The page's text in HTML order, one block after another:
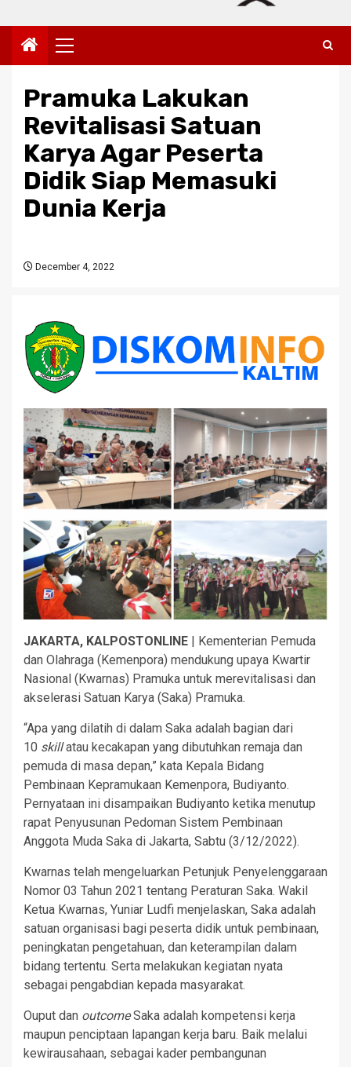
Primary
Menu
Pramuka Lakukan
Revitalisasi Satuan
Karya Agar Peserta
Didik Siap Memasuki
Dunia Kerja
December 4, 2022
JAKARTA, KALPOSTONLINE
| Kementerian Pemuda
dan Olahraga (Kemenpora) mendukung upaya Kwartir
Nasional (Kwarnas) Pramuka untuk merevitalisasi dan
akselerasi Satuan Karya (Saka) Pramuka.
“Apa yang dilatih di dalam Saka adalah bagian dari
10 skillatau kecakapan yang dibutuhkan remaja dan
pemuda di masa depan,” kata Kepala Bidang
Pembinaan Kepramukaan Kemenpora, Budiyanto.
Pernyataan ini disampaikan Budiyanto ketika menutup
rapat Penyusunan Pedoman Sistem Pembinaan
Anggota Muda Saka di Jakarta, Sabtu (3/12/2022).
Kwarnas telah mengeluarkan Petunjuk Penyelenggaraan
Nomor 03 Tahun 2021 tentang Peraturan Saka. Wakil
Ketua Kwarnas, Yuniar Ludfi menjelaskan, Saka adalah
satuan organisasi bagi peserta didik untuk pembinaan,
peningkatan pengetahuan, dan keterampilan dalam
bidang tertentu. Serta melakukan kegiatan nyata
sebagai pengabdian kepada masyarakat.
Ouput dan outcomeSaka adalah kompetensi kerja
maupun penciptaan lapangan kerja baru. Baik melalui
kewirausahaan, sebagai kader pembangunan